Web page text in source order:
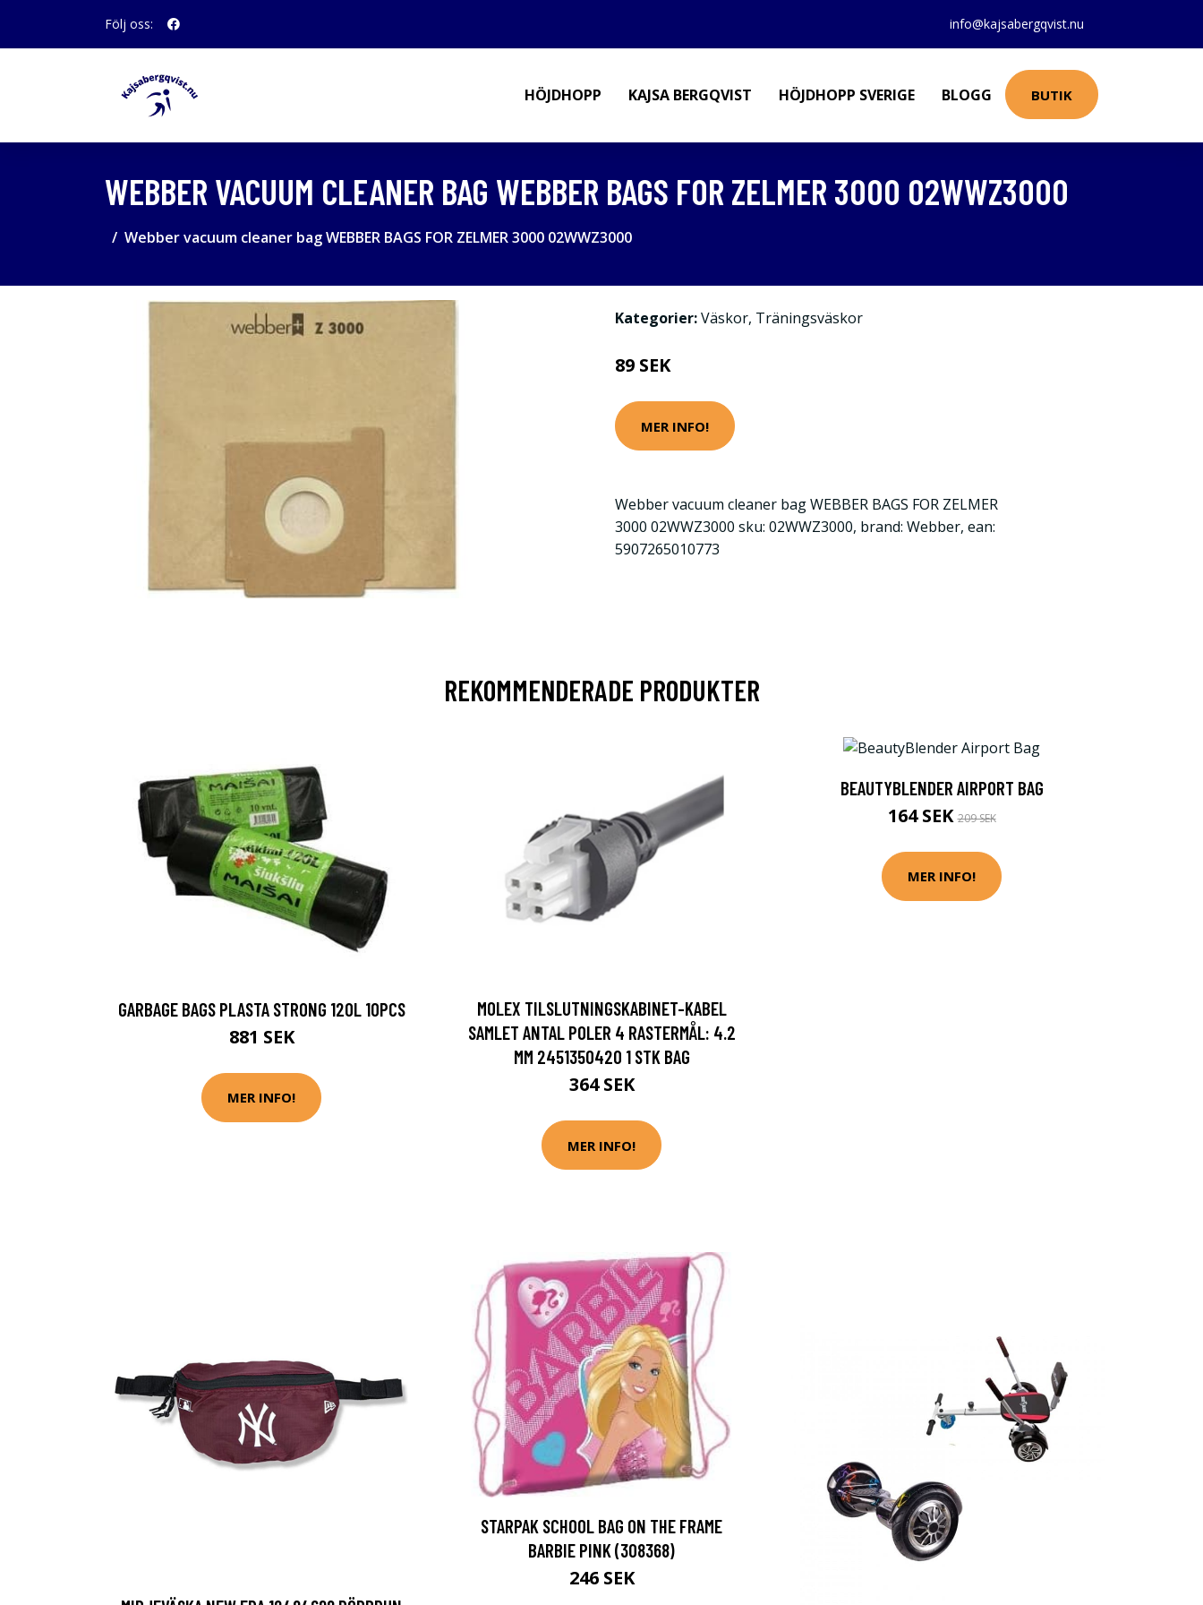
Följ oss: info@kajsabergqvist.nu
HÖJDHOPP KAJSA BERGQVIST HÖJDHOPP SVERIGE BLOGG BUTIK
WEBBER VACUUM CLEANER BAG WEBBER BAGS FOR ZELMER 3000 02WWZ3000
Webber vacuum cleaner bag WEBBER BAGS FOR ZELMER 3000 02WWZ3000
Kategorier:Väskor, Träningsväskor
89 SEK
MER INFO!
Webber vacuum cleaner bag WEBBER BAGS FOR ZELMER
3000 02WWZ3000 sku: 02WWZ3000, brand: Webber, ean:
5907265010773
REKOMMENDERADE PRODUKTER
GARBAGE BAGS PLASTA STRONG 120L 10PCS
881 SEK
MER INFO!
MOLEX TILSLUTNINGSKABINET-KABEL
SAMLET ANTAL POLER 4 RASTERMÅL: 4.2
MM 2451350420 1 STK BAG
364 SEK
MER INFO!
BEAUTYBLENDER AIRPORT BAG
164 SEK209 SEK
MER INFO!
STARPAK SCHOOL BAG ON THE FRAME
BARBIE PINK (308368)
246 SEK